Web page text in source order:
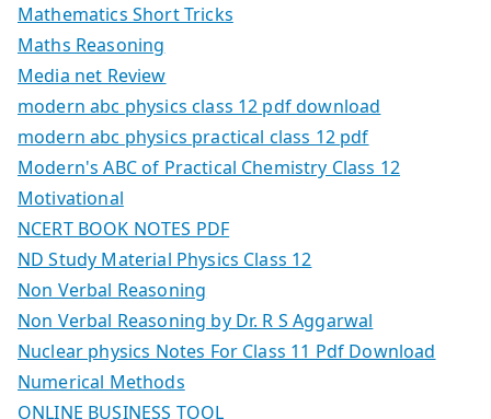
Mathematics Short Tricks
Maths Reasoning
Media net Review
modern abc physics class 12 pdf download
modern abc physics practical class 12 pdf
Modern's ABC of Practical Chemistry Class 12
Motivational
NCERT BOOK NOTES PDF
ND Study Material Physics Class 12
Non Verbal Reasoning
Non Verbal Reasoning by Dr. R S Aggarwal
Nuclear physics Notes For Class 11 Pdf Download
Numerical Methods
ONLINE BUSINESS TOOL